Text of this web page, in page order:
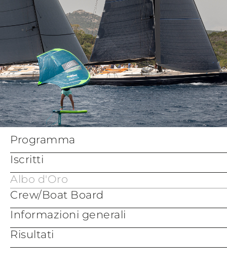
Appendix Bravo - Coastal
Courses
Programma
Iscritti
Albo d'Oro
Crew/Boat Board
Informazioni generali
Risultati